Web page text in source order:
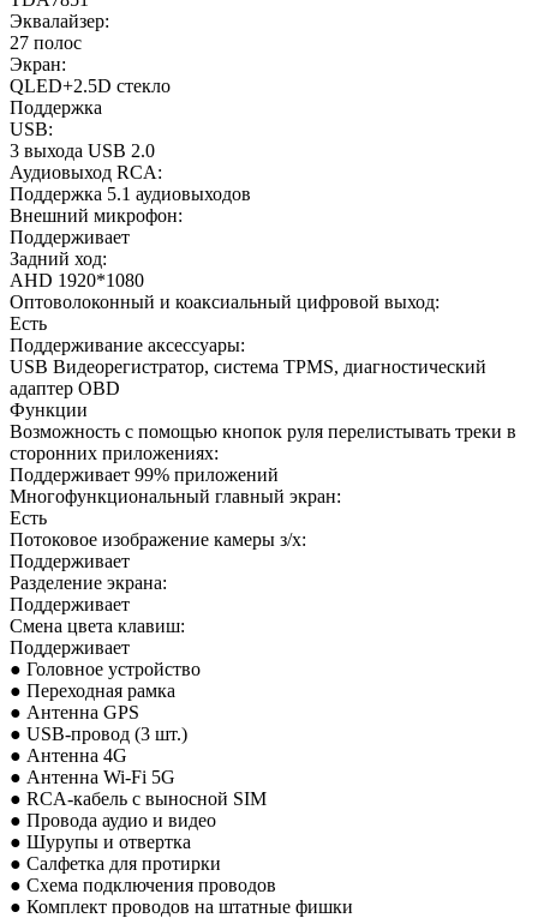
Эквалайзер:
27 полос
Экран:
QLED+2.5D стекло
Поддержка
USB:
3 выхода USB 2.0
Аудиовыход RCA:
Поддержка 5.1 аудиовыходов
Внешний микрофон:
Поддерживает
Задний ход:
AHD 1920*1080
Оптоволоконный и коаксиальный цифровой выход:
Есть
Поддерживание аксессуары:
USB Видеорегистратор, система TPMS, диагностический
адаптер OBD
Функции
Возможность с помощью кнопок руля перелистывать треки в
сторонних приложениях:
Поддерживает 99% приложений
Многофункциональный главный экран:
Есть
Потоковое изображение камеры з/х:
Поддерживает
Разделение экрана:
Поддерживает
Смена цвета клавиш:
Поддерживает
● Головное устройство
● Переходная рамка
● Антенна GPS
● USB-провод (3 шт.)
● Антенна 4G
● Антенна Wi-Fi 5G
● RCA-кабель с выносной SIM
● Провода аудио и видео
● Шурупы и отвертка
● Салфетка для протирки
● Схема подключения проводов
● Комплект проводов на штатные фишки